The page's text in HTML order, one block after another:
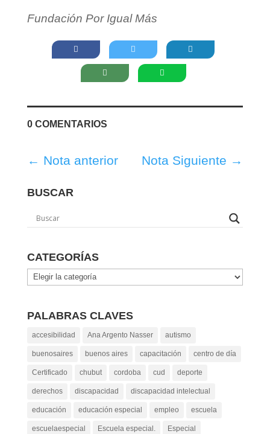
Fundación Por Igual Más
0 COMENTARIOS
← Nota anterior Nota Siguiente →
BUSCAR
CATEGORÍAS
Categorías
PALABRAS CLAVES
accesibilidad Ana Argento Nasser autismo
buenosaires buenos aires capacitación centro de día
Certificado chubut cordoba cud deporte
derechos discapacidad discapacidad intelectual
educación educación especial empleo escuela
escuelaespecial Escuela especial. Especial